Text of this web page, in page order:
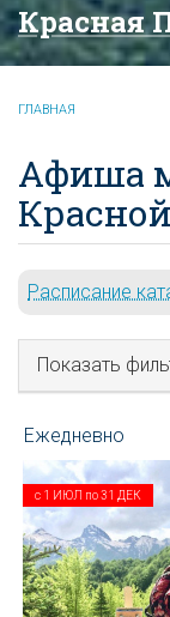
Красная
ГЛАВНАЯ
Афиша
Расписание
Показать
с 1 ИЮЛ по31 ДЕК